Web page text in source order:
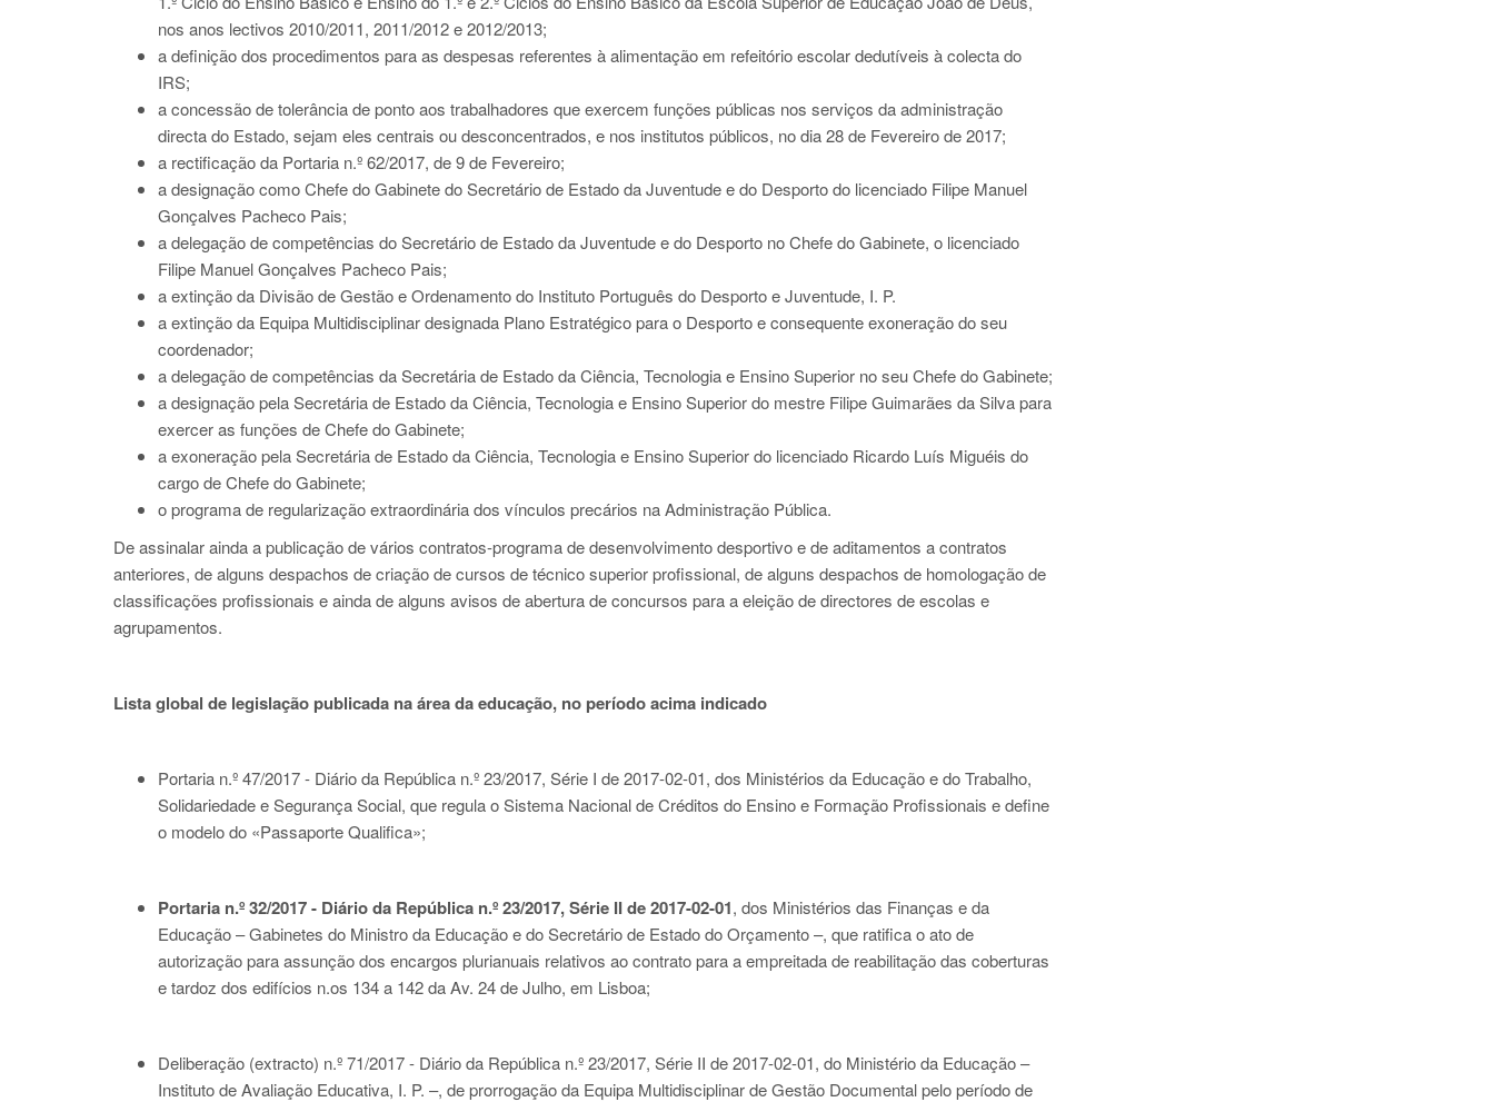
nos anos lectivos 2010/2011, 2011/2012 e 2012/2013;
a definição dos procedimentos para as despesas referentes à alimentação em refeitório escolar dedutíveis à colecta do
IRS;
a concessão de tolerância de ponto aos trabalhadores que exercem funções públicas nos serviços da administração
directa do Estado, sejam eles centrais ou desconcentrados, e nos institutos públicos, no dia 28 de Fevereiro de 2017;
a rectificação da Portaria n.º 62/2017, de 9 de Fevereiro;
a designação como Chefe do Gabinete do Secretário de Estado da Juventude e do Desporto do licenciado Filipe Manuel
Gonçalves Pacheco Pais;
a delegação de competências do Secretário de Estado da Juventude e do Desporto no Chefe do Gabinete, o licenciado
Filipe Manuel Gonçalves Pacheco Pais;
a extinção da Divisão de Gestão e Ordenamento do Instituto Português do Desporto e Juventude, I. P.
a extinção da Equipa Multidisciplinar designada Plano Estratégico para o Desporto e consequente exoneração do seu
coordenador;
a delegação de competências da Secretária de Estado da Ciência, Tecnologia e Ensino Superior no seu Chefe do Gabinete;
a designação pela Secretária de Estado da Ciência, Tecnologia e Ensino Superior do mestre Filipe Guimarães da Silva para
exercer as funções de Chefe do Gabinete;
a exoneração pela Secretária de Estado da Ciência, Tecnologia e Ensino Superior do licenciado Ricardo Luís Miguéis do
cargo de Chefe do Gabinete;
o programa de regularização extraordinária dos vínculos precários na Administração Pública.
De assinalar ainda a publicação de vários contratos-programa de desenvolvimento desportivo e de aditamentos a contratos
anteriores, de alguns despachos de criação de cursos de técnico superior profissional, de alguns despachos de homologação de
classificações profissionais e ainda de alguns avisos de abertura de concursos para a eleição de directores de escolas e
agrupamentos.
Lista global de legislação publicada na área da educação, no período acima indicado
Portaria n.º 47/2017 - Diário da República n.º 23/2017, Série I de 2017-02-01, dos Ministérios da Educação e do Trabalho,
Solidariedade e Segurança Social, que regula o Sistema Nacional de Créditos do Ensino e Formação Profissionais e define
o modelo do «Passaporte Qualifica»;
Portaria n.º 32/2017 - Diário da República n.º 23/2017, Série II de 2017-02-01, dos Ministérios das Finanças e da
Educação – Gabinetes do Ministro da Educação e do Secretário de Estado do Orçamento –, que ratifica o ato de
autorização para assunção dos encargos plurianuais relativos ao contrato para a empreitada de reabilitação das coberturas
e tardoz dos edifícios n.os 134 a 142 da Av. 24 de Julho, em Lisboa;
Deliberação (extracto) n.º 71/2017 - Diário da República n.º 23/2017, Série II de 2017-02-01, do Ministério da Educação –
Instituto de Avaliação Educativa, I. P. –, de prorrogação da Equipa Multidisciplinar de Gestão Documental pelo período de